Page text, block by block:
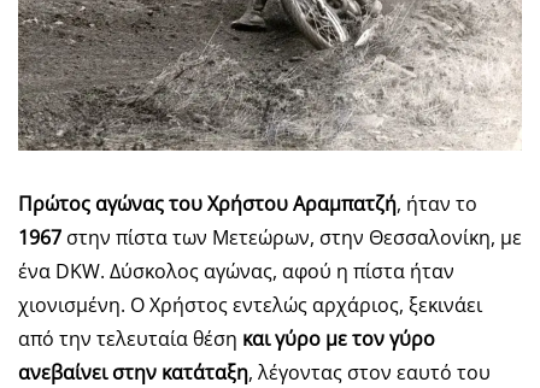
Πρώτος αγώνας του Χρήστου Αραμπατζή, ήταν το
1967 στην πίστα των Μετεώρων, στην Θεσσαλονίκη, με
ένα DKW. Δύσκολος αγώνας, αφού η πίστα ήταν
χιονισμένη. Ο Χρήστος εντελώς αρχάριος, ξεκινάει
από την τελευταία θέση και γύρο με τον γύρο
ανεβαίνει στην κατάταξη, λέγοντας στον εαυτό του